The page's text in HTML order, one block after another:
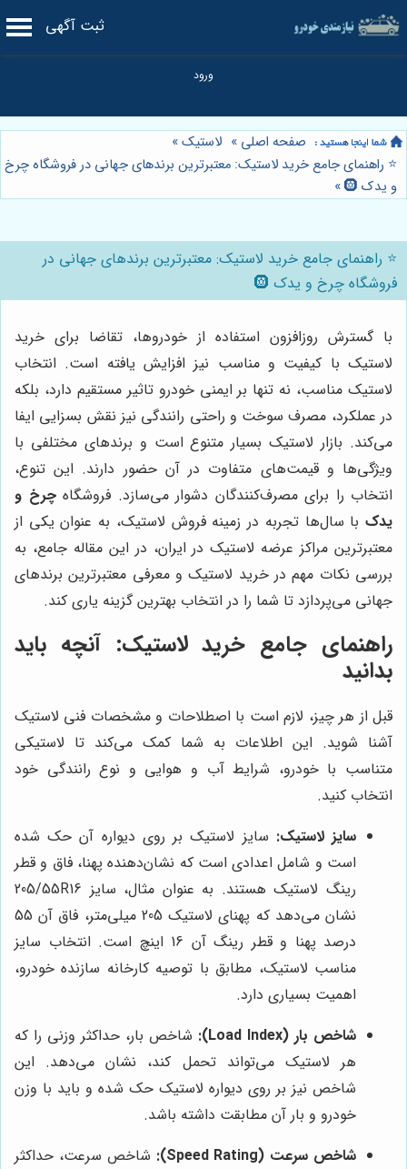
ثبت آگهی
صفحه اصلی » لاستیک»
⭐️ راهنمای جامع خرید لاستیک: معتبرترین برندهای جهانی در فروشگاه چرخ
و یدک 🛞
»
⭐️ راهنمای جامع خرید لاستیک: معتبرترین برندهای جهانی در
فروشگاه چرخ و یدک 🛞
با گسترش روزافزون استفاده از خودروها، تقاضا برای خرید
لاستیک با کیفیت و مناسب نیز افزایش یافته است. انتخاب
لاستیک مناسب، نه تنها بر ایمنی خودرو تاثیر مستقیم دارد، بلکه
در عملکرد، مصرف سوخت و راحتی رانندگی نیز نقش بسزایی ایفا
می‌کند. بازار لاستیک بسیار متنوع است و برندهای مختلفی با
ویژگی‌ها و قیمت‌های متفاوت در آن حضور دارند. این تنوع،
انتخاب را برای مصرف‌کنندگان دشوار می‌سازد. فروشگاهچرخ و
یدک با سال‌ها تجربه در زمینه فروش لاستیک، به عنوان یکی از
معتبرترین مراکز عرضه لاستیک در ایران، در این مقاله جامع، به
بررسی نکات مهم در خرید لاستیک و معرفی معتبرترین برندهای
جهانی می‌پردازد تا شما را در انتخاب بهترین گزینه یاری کند.
راهنمای جامع خرید لاستیک: آنچه باید
بدانید
قبل از هر چیز، لازم است با اصطلاحات و مشخصات فنی لاستیک
آشنا شوید. این اطلاعات به شما کمک می‌کند تا لاستیکی
متناسب با خودرو، شرایط آب و هوایی و نوع رانندگی خود
انتخاب کنید.
سایز لاستیک: سایز لاستیک بر روی دیواره آن حک شده
است و شامل اعدادی است که نشان‌دهنده پهنا، فاق و قطر
رینگ لاستیک هستند. به عنوان مثال، سایز 205/55R16
نشان می‌دهد که پهنای لاستیک 205 میلی‌متر، فاق آن 55
درصد پهنا و قطر رینگ آن 16 اینچ است. انتخاب سایز
مناسب لاستیک، مطابق با توصیه کارخانه سازنده خودرو،
اهمیت بسیاری دارد.
شاخص بار (Load Index):
شاخص بار، حداکثر وزنی را که
هر لاستیک می‌تواند تحمل کند، نشان می‌دهد. این
شاخص نیز بر روی دیواره لاستیک حک شده و باید با وزن
خودرو و بار آن مطابقت داشته باشد.
شاخص سرعت (Speed Rating):
شاخص سرعت، حداکثر